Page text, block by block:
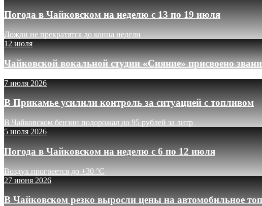
Погода в Чайковском на неделю с 13 по 19 июля
Дожди не прекратятся до конца недели
12 июля
Чайковской вокальной студии «Сияние» присвоено
7 июля 2026
В Прикамье усилили контроль за ситуацией с топливом
В Чайковском бензин подорожал до 95 рублей за литр
5 июля 2026
Погода в Чайковском на неделю с 6 по 12 июля
Воздух прогреется до +30 °C
27 июня 2026
В Чайковском резко выросли цены на автомобильное